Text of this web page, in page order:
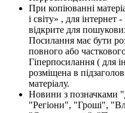
При копіюванні
і світу» , для
відкрите для
Посилання має бути
повного або
Гіперпосилання ( для
розміщена в
матеріалу.
Новини з позначками
"Регіони", "Гроші",